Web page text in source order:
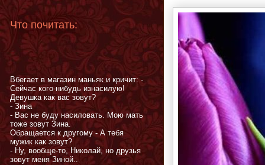
Что почитать:
Вбегает в магазин маньяк и кричит: -
Сейчас кого-нибудь изнасилую!
Девушка как вас зовут?
- Зина
- Вас не буду насиловать. Мою мать
тоже зовут Зина.
Обращается к другому - А тебя
мужик как зовут?
- Ну, вообще-то, Николай, но друзья
зовут меня Зиной..